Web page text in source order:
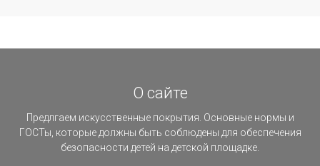
О сайте
Предлгаем искусственные покрытия. Основные нормы и
ГОСТы, которые должны быть соблюдены для обеспечения
безопасности детей на детской площадке.